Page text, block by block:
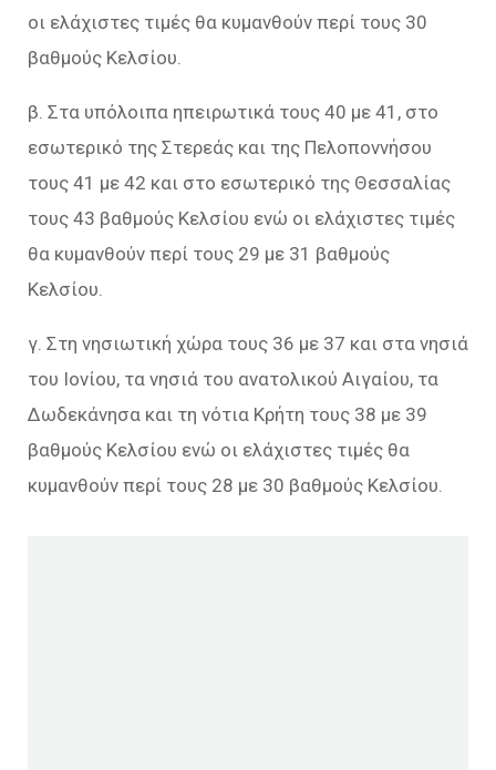
οι ελάχιστες τιμές θα κυμανθούν περί τους 30
βαθμούς Κελσίου.
β. Στα υπόλοιπα ηπειρωτικά τους 40 με 41, στο
εσωτερικό της Στερεάς και της Πελοποννήσου
τους 41 με 42 και στο εσωτερικό της Θεσσαλίας
τους 43 βαθμούς Κελσίου ενώ οι ελάχιστες τιμές
θα κυμανθούν περί τους 29 με 31 βαθμούς
Κελσίου.
γ. Στη νησιωτική χώρα τους 36 με 37 και στα νησιά
του Ιονίου, τα νησιά του ανατολικού Αιγαίου, τα
Δωδεκάνησα και τη νότια Κρήτη τους 38 με 39
βαθμούς Κελσίου ενώ οι ελάχιστες τιμές θα
κυμανθούν περί τους 28 με 30 βαθμούς Κελσίου.